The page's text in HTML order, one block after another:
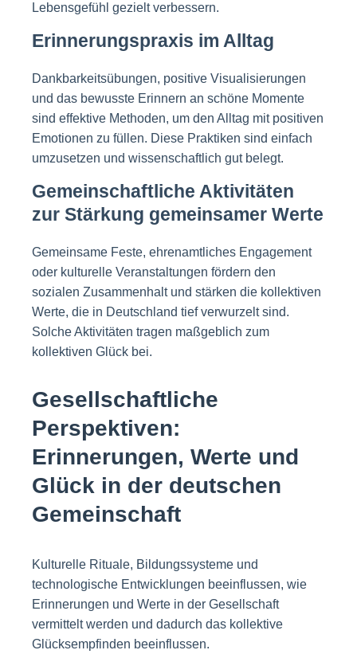
Lebensgefühl gezielt verbessern.
Erinnerungspraxis im Alltag
Dankbarkeitsübungen, positive Visualisierungen
und das bewusste Erinnern an schöne Momente
sind effektive Methoden, um den Alltag mit positiven
Emotionen zu füllen. Diese Praktiken sind einfach
umzusetzen und wissenschaftlich gut belegt.
Gemeinschaftliche Aktivitäten
zur Stärkung gemeinsamer Werte
Gemeinsame Feste, ehrenamtliches Engagement
oder kulturelle Veranstaltungen fördern den
sozialen Zusammenhalt und stärken die kollektiven
Werte, die in Deutschland tief verwurzelt sind.
Solche Aktivitäten tragen maßgeblich zum
kollektiven Glück bei.
Gesellschaftliche
Perspektiven:
Erinnerungen, Werte und
Glück in der deutschen
Gemeinschaft
Kulturelle Rituale, Bildungssysteme und
technologische Entwicklungen beeinflussen, wie
Erinnerungen und Werte in der Gesellschaft
vermittelt werden und dadurch das kollektive
Glücksempfinden beeinflussen.